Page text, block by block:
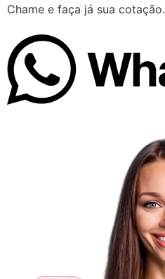
Chame e faça já sua cotação.